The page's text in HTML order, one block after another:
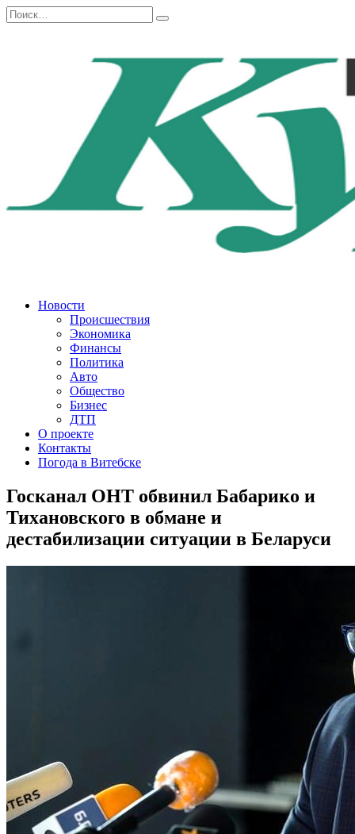
Перейти
к
Search
for:
Новости
Происшествия
Экономика
Финансы
Политика
Авто
Общество
Бизнес
ДТП
О проекте
Контакты
Погода в Витебске
Госканал ОНТ обвинил Бабарико и
Тихановского в обмане и
дестабилизации ситуации в Беларуси